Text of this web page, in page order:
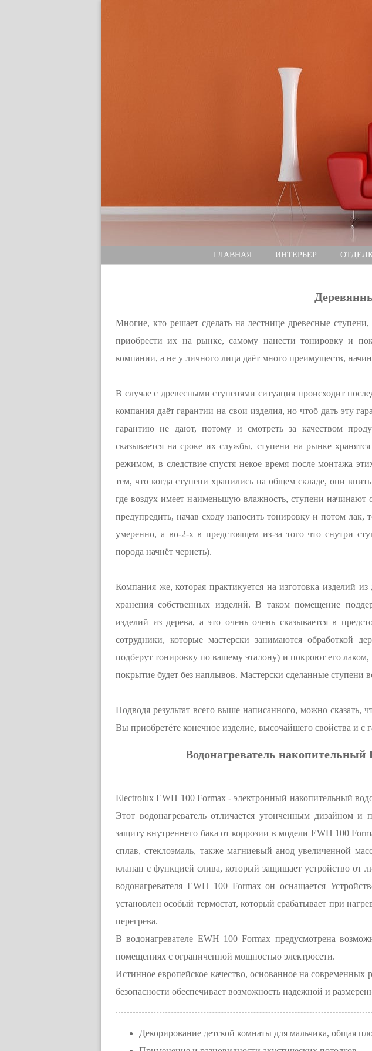
ГЛАВНАЯ ИНТЕРЬЕР
Многие, кто решает сделать на лестнице древесные
приобрести их на рынке, самому нанести тонировку и
компании, а не у личного лица даёт много преимуществ,
В случае с древесными ступенями ситуация происходит
компания даёт гарантии на свои изделия, но чтоб дать эту
гарантию не дают, потому и смотреть за качеством
сказывается на сроке их службы, ступени на рынке
режимом, в следствие спустя некое время после монтажа
тем, что когда ступени хранились на общем складе, они
где воздух имеет наименьшую влажность, ступени
предупредить, начав сходу наносить тонировку и потом
умеренно, а во-2-х в предстоящем из-за того что снутри
порода начнёт чернеть).
Компания же, которая практикуется на изготовка изделий
хранения собственных изделий. В таком помещение
изделий из дерева, а это очень очень сказывается в
сотрудники, которые мастерски занимаются обработкой
подберут тонировку по вашему эталону) и покроют его
покрытие будет без наплывов. Мастерски сделанные ступени
Подводя результат всего выше написанного, можно сказать,
Вы приобретёте конечное изделие, высочайшего свойства и с
Водонагреватель
Electrolux EWH 100 Formax - электронный накопительный
Этот водонагреватель отличается утонченным дизайном
защиту внутреннего бака от коррозии в модели EWH 100
сплав, стеклоэмаль, также магниевый анод увеличенной
клапан с функцией слива, который защищает устройство от
водонагревателя EWH 100 Formax он оснащается
установлен особый термостат, который срабатывает при
перегрева.
В водонагревателе EWH 100 Formax предусмотрена
помещениях с ограниченной мощностью электросети.
Истинное европейское качество, основанное на
безопасности обеспечивает возможность надежной и
Декорирование детской комнаты для мальчика, общая